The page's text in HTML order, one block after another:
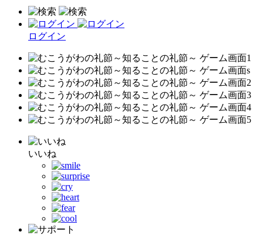
ログイン
いいね